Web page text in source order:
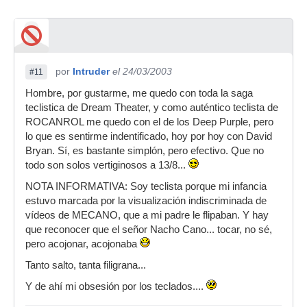
#11 por Intruder el 24/03/2003
Hombre, por gustarme, me quedo con toda la saga
teclistica de Dream Theater, y como auténtico teclista de
ROCANROL me quedo con el de los Deep Purple, pero
lo que es sentirme indentificado, hoy por hoy con David
Bryan. Sí, es bastante simplón, pero efectivo. Que no
todo son solos vertiginosos a 13/8...
NOTA INFORMATIVA: Soy teclista porque mi infancia
estuvo marcada por la visualización indiscriminada de
vídeos de MECANO, que a mi padre le flipaban. Y hay
que reconocer que el señor Nacho Cano... tocar, no sé,
pero acojonar, acojonaba
Tanto salto, tanta filigrana...
Y de ahí mi obsesión por los teclados....